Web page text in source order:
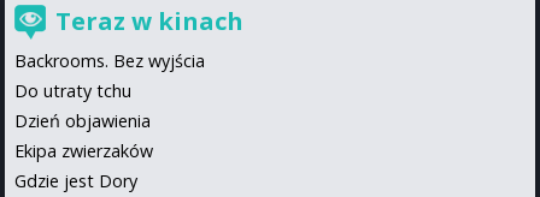
Teraz w kinach
Backrooms. Bez wyjścia
Do utraty tchu
Dzień objawienia
Ekipa zwierzaków
Gdzie jest Dory